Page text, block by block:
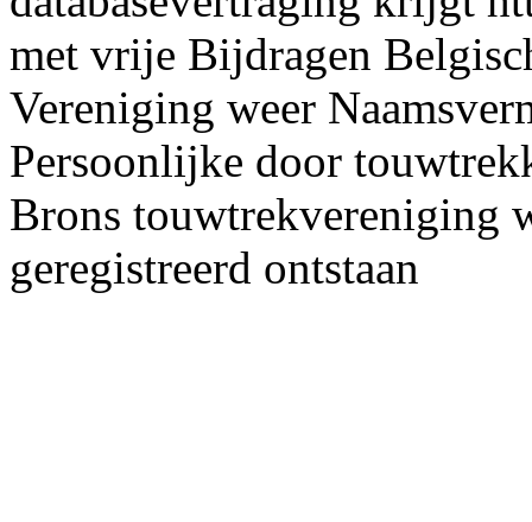
met vrije Bijdragen
Vereniging weer
Persoonlijke door
Brons touwtrekvereniging
geregistreerd ontstaan